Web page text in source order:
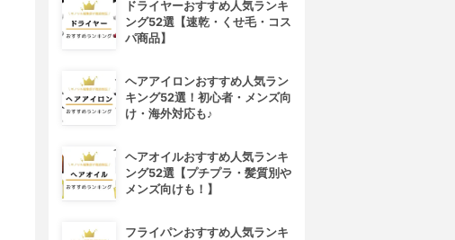
ドライヤーおすすめ人気ランキ
ング52選【速乾・くせ毛・コス
パ商品】
ヘアアイロンおすすめ人気ラン
キング52選！初心者・メンズ向
け・海外対応も♪
ヘアオイルおすすめ人気ランキ
ング52選【プチプラ・髪質別や
メンズ向けも！】
フライパンおすすめ人気ランキ